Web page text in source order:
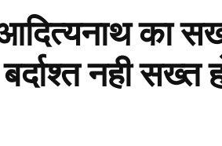
का
नही सख्त